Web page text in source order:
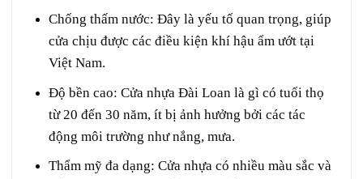
Chống thấm nước: Đây là yếu tố quan trọng, giúp
cửa chịu được các điều kiện khí hậu ẩm ướt tại
Việt Nam.
Độ bền cao: Cửa nhựa Đài Loan là gì có tuổi thọ
từ 20 đến 30 năm, ít bị ảnh hưởng bởi các tác
động môi trường như nắng, mưa.
Thẩm mỹ đa dạng: Cửa nhựa có nhiều màu sắc và